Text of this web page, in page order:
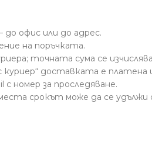
офис или до адрес.
на поръчката.
точната сума се
куриер“ доставката е
с номер за проследяване.
срокът може да се